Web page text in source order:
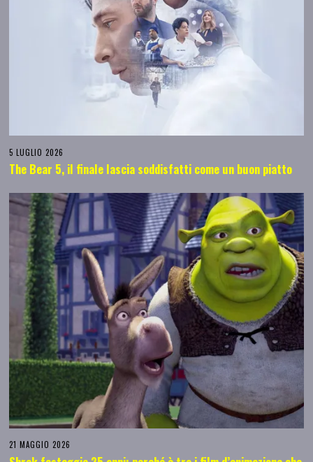
5 LUGLIO 2026
The Bear 5, il finale lascia soddisfatti come un buon piatto
21 MAGGIO 2026